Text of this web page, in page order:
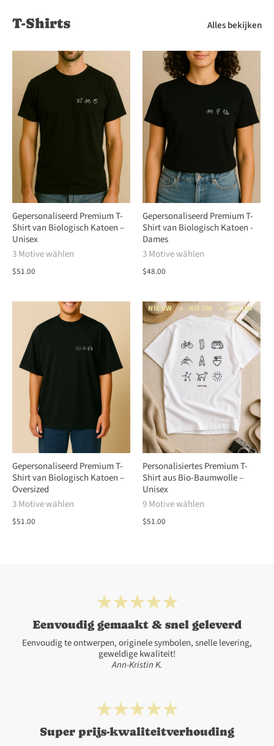
T-Shirts Alles bekijken
Gepersonaliseerd Premium T-
Shirt van Biologisch Katoen –
Unisex
3 Motive wählen
$51.00
Gepersonaliseerd Premium T-
Shirt van Biologisch Katoen -
Dames
3 Motive wählen
$48.00
Gepersonaliseerd Premium T-
Shirt van Biologisch Katoen –
Oversized
3 Motive wählen
$51.00
NIEUW NIEUW NIEUW
Personalisiertes Premium T-
Shirt aus Bio-Baumwolle –
Unisex
9 Motive wählen
$51.00
Eenvoudig gemaakt & snel geleverd
Eenvoudig te ontwerpen, originele symbolen, snelle levering,
geweldige kwaliteit!
Ann-Kristin K.
Super prijs-kwaliteitverhouding